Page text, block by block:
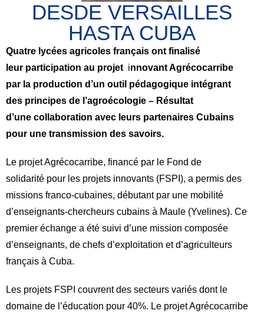
DESDE VERSAILLES
HASTA CUBA
Quatre lycées agricoles français ont finalisé
leur participation au projet innovant Agrécocarribe
par la production d’un outil pédagogique intégrant
des principes de l’agroécologie – Résultat
d’une collaboration avec leurs partenaires Cubains
pour une transmission des savoirs.
Le projet Agrécocarribe, financé par le Fond de
solidarité pour les projets innovants (FSPI), a permis des
missions franco-cubaines, débutant par une mobilité
d’enseignants-chercheurs cubains à Maule (Yvelines). Ce
premier échange a été suivi d’une mission composée
d’enseignants, de chefs d’exploitation et d’agriculteurs
français à Cuba.
Les projets FSPI couvrent des secteurs variés dont le
domaine de l’éducation pour 40%. Le projet Agrécocarribe